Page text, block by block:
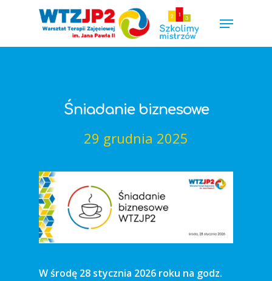
Śniadanie biznesowe
29 grudnia 2025
W środę 28 stycznia 2026 roku na godz.